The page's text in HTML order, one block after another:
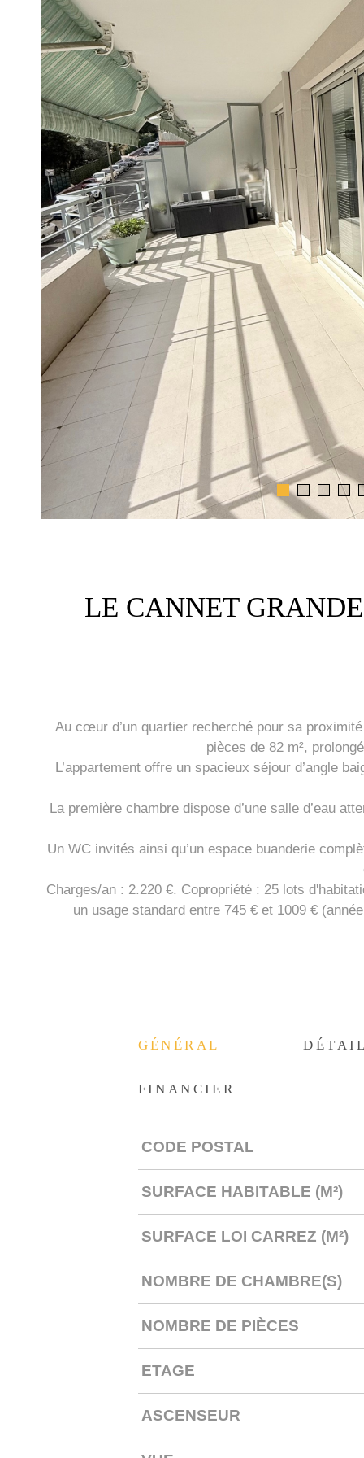
LE CANNET
Au cœur d’un quartier recherché pour sa
pièces de 82 m²,
L’appartement offre un spacieux séjour d’angle
La première chambre dispose d’une salle d’eau
Un WC invités ainsi qu’un espace buanderie
Charges/an : 2.220 €. Copropriété : 25 lots
un usage standard entre 745 € et 1009 €
GÉNÉRAL
FINANCIER
Caractérisque Valeurs
CODE POSTAL
SURFACE HABITABLE (M²)
SURFACE LOI CARREZ (M²)
NOMBRE DE CHAMBRE(S)
NOMBRE DE PIÈCES
ETAGE
ASCENSEUR